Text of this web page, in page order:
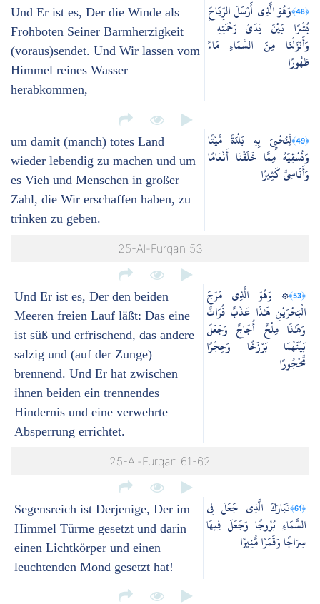
Und Er ist es, Der die Winde als
Frohboten Seiner Barmherzigkeit
(voraus)sendet. Und Wir lassen vom
Himmel reines Wasser
herabkommen,
﴿48﴾
وَهُوَ الَّذِي أَرْسَلَ الرِّيَاحَ
بُشْرًا بَيْنَ يَدَيْ رَحْمَتِهِ ۚ
وَأَنزَلْنَا مِنَ السَّمَاءِ مَاءً
طَهُورًا
um damit (manch) totes Land
wieder lebendig zu machen und um
es Vieh und Menschen in großer
Zahl, die Wir erschaffen haben, zu
trinken zu geben.
﴿49﴾
لِّنُحْيِيَ بِهِ بَلْدَةً مَّيْتًا
وَنُسْقِيَهُ مِمَّا خَلَقْنَا أَنْعَامًا
وَأَنَاسِيَّ كَثِيرًا
25-Al-Furqan 53
Und Er ist es, Der den beiden
Meeren freien Lauf läßt: Das eine
ist süß und erfrischend, das andere
salzig und (auf der Zunge)
brennend. Und Er hat zwischen
ihnen beiden ein trennendes
Hindernis und eine verwehrte
Absperrung errichtet.
﴿53﴾
۞ وَهُوَ الَّذِي مَرَجَ
الْبَحْرَيْنِ هَٰذَا عَذْبٌ فُرَاتٌ
وَهَٰذَا مِلْحٌ أُجَاجٌ وَجَعَلَ
بَيْنَهُمَا بَرْزَخًا وَحِجْرًا
مَّحْجُورًا
25-Al-Furqan 61-62
Segensreich ist Derjenige, Der im
Himmel Türme gesetzt und darin
einen Lichtkörper und einen
leuchtenden Mond gesetzt hat!
﴿61﴾
تَبَارَكَ الَّذِي جَعَلَ فِي
السَّمَاءِ بُرُوجًا وَجَعَلَ فِيهَا
سِرَاجًا وَقَمَرًا مُّنِيرًا